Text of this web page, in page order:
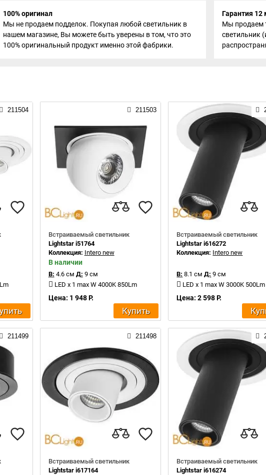
100% оригинал
Мы не продаем подделок. Покупая любой светильник в
нашем магазине, Вы можете быть уверены в том, что это
100% оригинальный продукт именно этой фабрики.
Гарантия 12
Мы продаем
светильник
211504 211503
Встраиваемый светильник
Lightstar i51764
Коллекция: Intero new
В наличии
В: 4.6 см Д: 9 см
LED x 1 max W 4000K 850Lm
Цена: 1 948 Р.
Купить
Встраиваемый светильник
Lightstar i616272
Коллекция: Intero new
В: 8.1 см Д: 9 см
LED x 1 max W 3000K 500Lm
Цена: 2 598 Р.
211499 211498
Встраиваемый светильник
Lightstar i617164
Встраиваемый светильник
Lightstar i616274